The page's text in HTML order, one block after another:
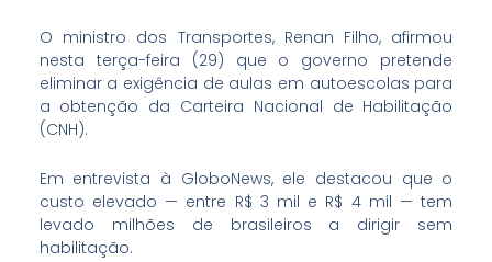
O ministro dos Transportes, Renan Filho, afirmou
nesta terça-feira (29) que o governo pretende
eliminar a exigência de aulas em autoescolas para
a obtenção da Carteira Nacional de Habilitação
(CNH).
Em entrevista à GloboNews, ele destacou que o
custo elevado — entre R$ 3 mil e R$ 4 mil — tem
levado milhões de brasileiros a dirigir sem
habilitação.